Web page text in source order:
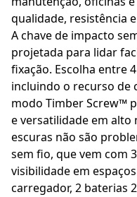
qualidade, resistência
A chave de impacto
projetada para lidar
fixação. Escolha entre
incluindo o recurso de
modo Timber Screw™
e versatilidade em alto
escuras não são
sem fio, que vem com
visibilidade em
carregador, 2 baterias